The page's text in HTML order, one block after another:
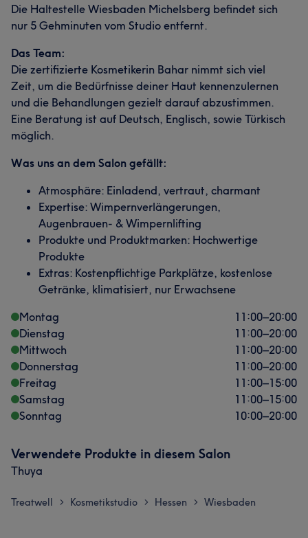
Die Haltestelle Wiesbaden Michelsberg befindet sich
nur 5 Gehminuten vom Studio entfernt.
Das Team:
Die zertifizierte Kosmetikerin Bahar nimmt sich viel
Zeit, um die Bedürfnisse deiner Haut kennenzulernen
und die Behandlungen gezielt darauf abzustimmen.
Eine Beratung ist auf Deutsch, Englisch, sowie Türkisch
möglich.
Was uns an dem Salon gefällt:
Atmosphäre: Einladend, vertraut, charmant
Expertise: Wimpernverlängerungen,
Augenbrauen- & Wimpernlifting
Produkte und Produktmarken: Hochwertige
Produkte
Extras: Kostenpflichtige Parkplätze, kostenlose
Getränke, klimatisiert, nur Erwachsene
Montag
11:00–20:00
Dienstag
11:00–20:00
Mittwoch
11:00–20:00
Donnerstag
11:00–20:00
Freitag
11:00–15:00
Samstag
11:00–15:00
Sonntag
10:00–20:00
Verwendete Produkte in diesem Salon
Thuya
Treatwell > Kosmetikstudio > Hessen > Wiesbaden